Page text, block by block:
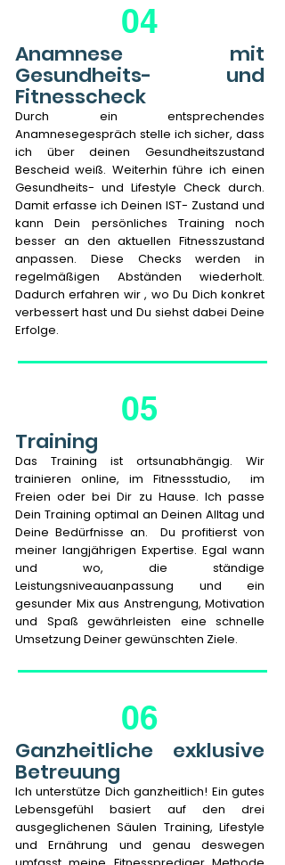
04
Anamnese mit
Gesundheits- und
Fitnesscheck
Durch ein entsprechendes
Anamnesegespräch stelle ich sicher, dass
ich über deinen Gesundheitszustand
Bescheid weiß. Weiterhin führe ich einen
Gesundheits- und Lifestyle Check durch.
Damit erfasse ich Deinen IST- Zustand und
kann Dein persönliches Training noch
besser an den aktuellen Fitnesszustand
anpassen. Diese Checks werden in
regelmäßigen Abständen wiederholt.
Dadurch erfahren wir , wo Du Dich konkret
verbessert hast und Du siehst dabei Deine
Erfolge.
05
Training
Das Training ist ortsunabhängig. Wir
trainieren online, im Fitnessstudio, im
Freien oder bei Dir zu Hause. Ich passe
Dein Training optimal an Deinen Alltag und
Deine Bedürfnisse an. Du profitierst von
meiner langjährigen Expertise. Egal wann
und wo, die ständige
Leistungsniveauanpassung und ein
gesunder Mix aus Anstrengung, Motivation
und Spaß gewährleisten eine schnelle
Umsetzung Deiner gewünschten Ziele.
06
Ganzheitliche exklusive
Betreuung
Ich unterstütze Dich ganzheitlich! Ein gutes
Lebensgefühl basiert auf den drei
ausgeglichenen Säulen Training, Lifestyle
und Ernährung und genau deswegen